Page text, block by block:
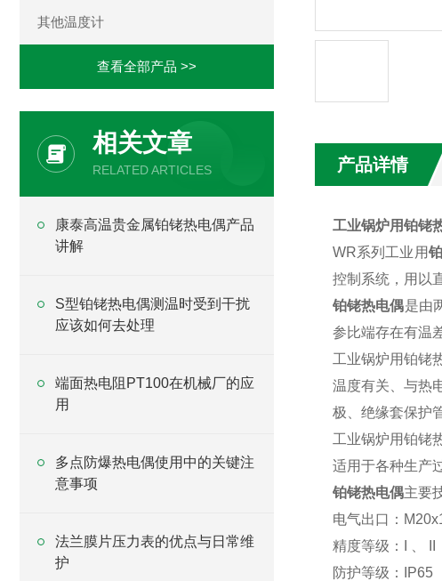
其他温度计
查看全部产品 >>
相关文章
RELATED ARTICLES
康泰高温贵金属铂铑热电偶产品
讲解
S型铂铑热电偶测温时受到干扰
应该如何去处理
端面热电阻PT100在机械厂的应
用
多点防爆热电偶使用中的关键注
意事项
法兰膜片压力表的优点与日常维
护
产品详情
工业锅炉用铂铑
WR系列工业用
控制系统，用以
铂铑热电偶是由
参比端存在有温
工业锅炉用铂铑
温度有关、与热
极、绝缘套保护
工业锅炉用铂铑
适用于各种生产
铂铑热电偶主要
电气出口：
精度等级：I 、 II
防护等级：IP65